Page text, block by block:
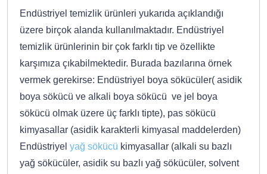
Endüstriyel temizlik ürünleri yukarıda açıklandığı
üzere birçok alanda kullanılmaktadır. Endüstriyel
temizlik ürünlerinin bir çok farklı tip ve özellikte
karşımıza çıkabilmektedir. Burada bazılarına örnek
vermek gerekirse: Endüstriyel boya sökücüler( asidik
boya sökücü ve alkali boya sökücü ve jel boya
sökücü olmak üzere üç farklı tipte), pas sökücü
kimyasallar (asidik karakterli kimyasal maddelerden)
Endüstriyel yağ sökücü kimyasallar (alkali su bazlı
yağ sökücüler, asidik su bazlı yağ sökücüler, solvent